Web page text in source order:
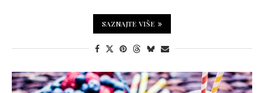
SAZNAJTE VIŠE